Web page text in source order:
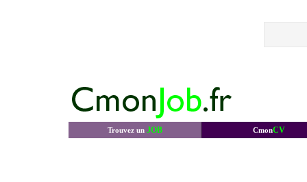
Trouvez un JOB CmonCV